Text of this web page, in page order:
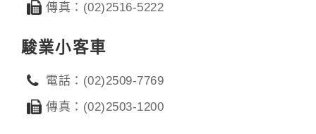
傳真：(02)2516-5222
駿業小客車
電話：(02)2509-7769
傳真：(02)2503-1200